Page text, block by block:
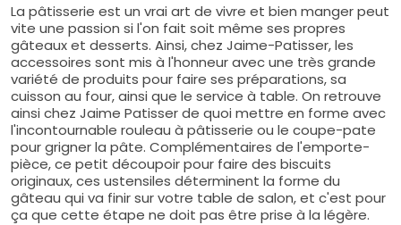
La pâtisserie est un vrai art de vivre et bien manger peut
vite une passion si l'on fait soit même ses propres
gâteaux et desserts. Ainsi, chez Jaime-Patisser, les
accessoires sont mis à l'honneur avec une très grande
variété de produits pour faire ses préparations, sa
cuisson au four, ainsi que le service à table. On retrouve
ainsi chez Jaime Patisser de quoi mettre en forme avec
l'incontournable rouleau à pâtisserie ou le coupe-pate
pour grigner la pâte. Complémentaires de l'emporte-
pièce, ce petit découpoir pour faire des biscuits
originaux, ces ustensiles déterminent la forme du
gâteau qui va finir sur votre table de salon, et c'est pour
ça que cette étape ne doit pas être prise à la légère.